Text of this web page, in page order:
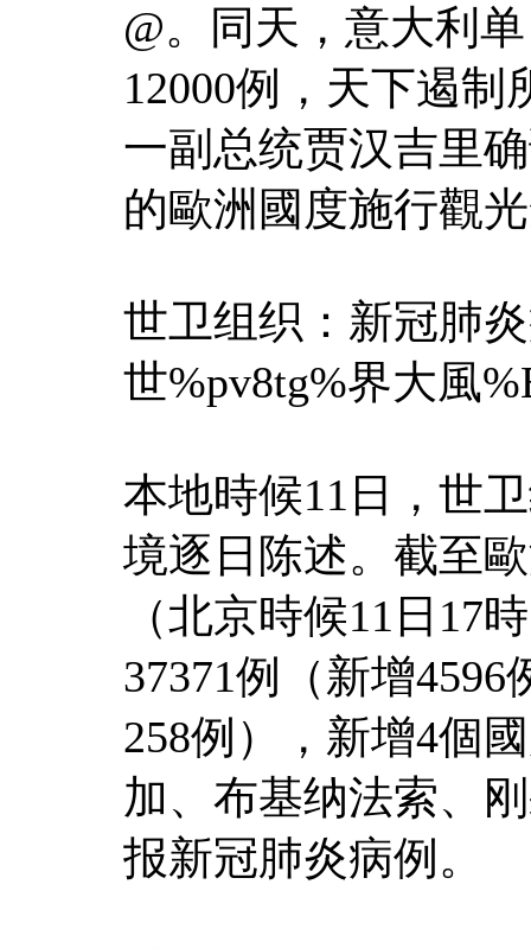
@。同天，意大利
12000例，天下遏
一副总统贾汉吉里
的歐洲國度施行觀
世卫组织：新冠肺
世%pv8tg%界大風
本地時候11日，世
境逐日陈述。截至
（北京時候11日17
37371例（新增
258例），新增4個
加、布基纳法索、
报新冠肺炎病例。